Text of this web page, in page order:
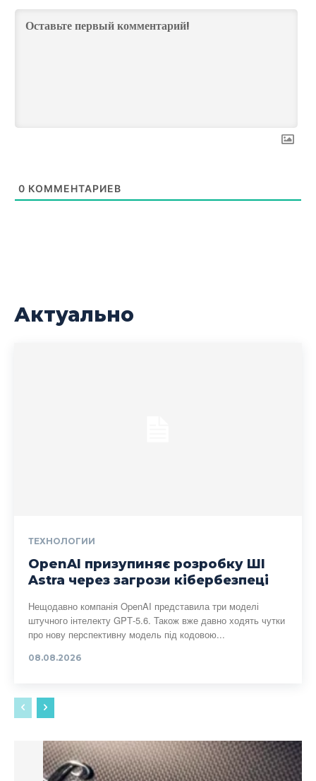
0 КОММЕНТАРИЕВ
Актуально
ТЕХНОЛОГИИ
OpenAI призупиняє розробку ШІ
Astra через загрози кібербезпеці
Нещодавно компанія OpenAI представила три моделі
штучного інтелекту GPT‑5.6. Також вже давно ходять чутки
про нову перспективну модель під кодовою...
08.08.2026